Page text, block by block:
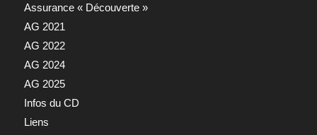
Assurance « Découverte »
AG 2021
AG 2022
AG 2024
AG 2025
Infos du CD
Liens